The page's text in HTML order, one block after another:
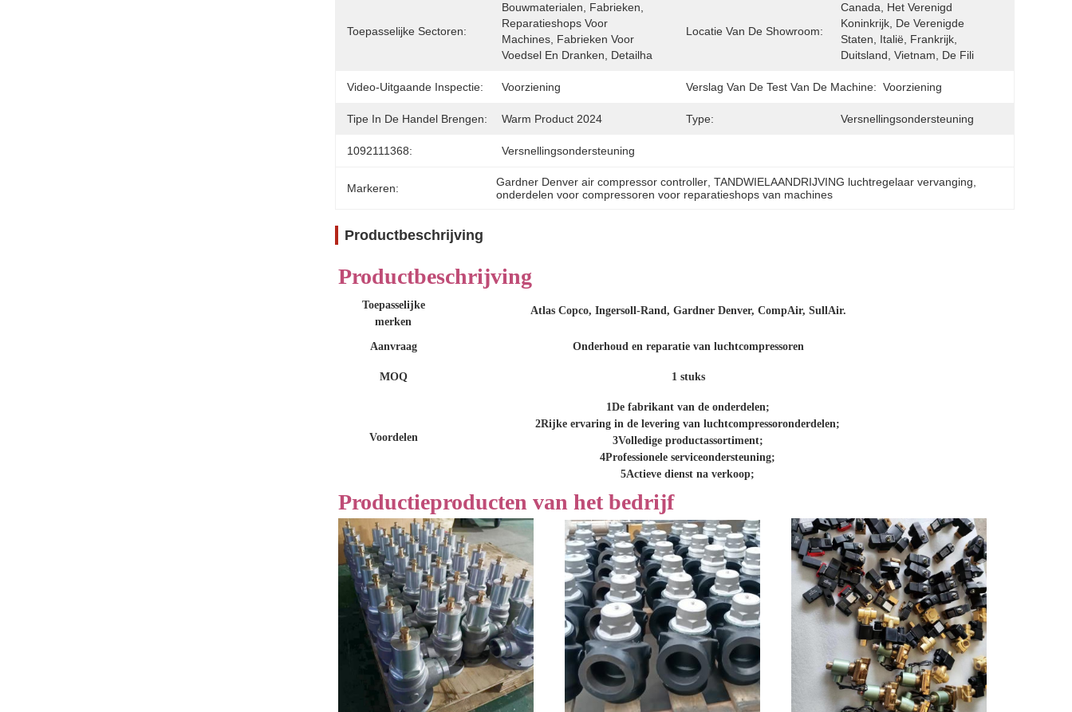
Toepasselijke Sectoren:
Bouwmaterialen, Fabrieken,
Reparatieshops Voor
Machines, Fabrieken Voor
Voedsel En Dranken, Detailha
Locatie Van De Showroom:
Canada, Het Verenigd
Koninkrijk, De Verenigde
Staten, Italië, Frankrijk,
Duitsland, Vietnam, De Fili
Video-Uitgaande Inspectie: Voorziening Verslag Van De Test Van De Machine: Voorziening
Tipe In De Handel Brengen: Warm Product 2024 Type: Versnellingsondersteuning
1092111368: Versnellingsondersteuning
Markeren: Gardner Denver air compressor controller , TANDWIELAANDRIJVING luchtregelaar vervanging
onderdelen voor compressoren voor reparatieshops van machines
Productbeschrijving
Productbeschrijving
Toepasselijke
merken
Atlas Copco, Ingersoll-Rand, Gardner Denver, CompAir, SullAir.
Aanvraag Onderhoud en reparatie van luchtcompressoren
MOQ 1 stuks
Voordelen
1De fabrikant van de onderdelen;
2Rijke ervaring in de levering van luchtcompressoronderdelen;
3Volledige productassortiment;
4Professionele serviceondersteuning;
5Actieve dienst na verkoop;
Productieproducten van het bedrijf